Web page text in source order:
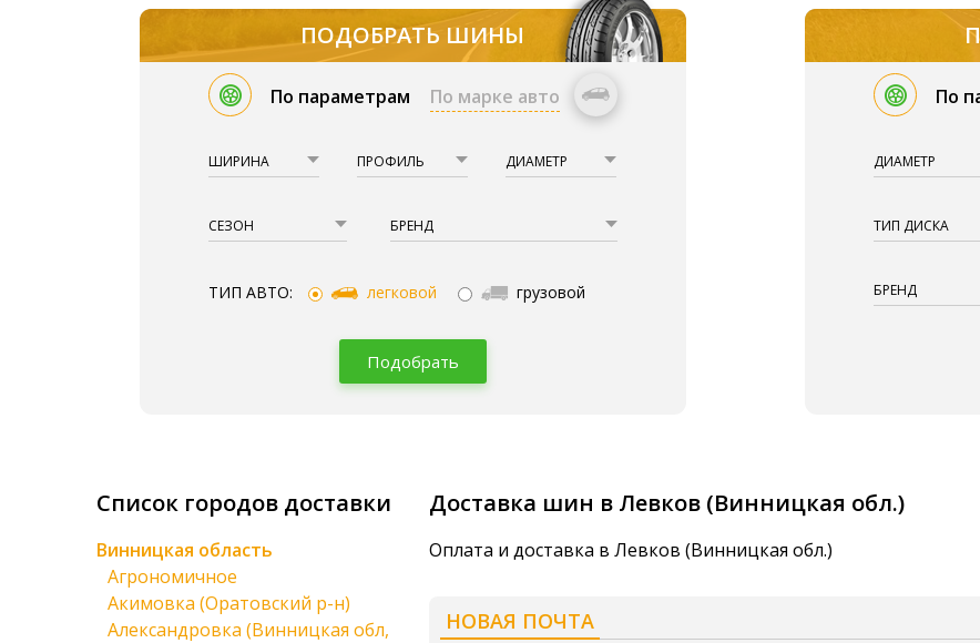
ПОДОБРАТЬ ШИНЫ
По параметрам По марке авто
ШИРИНА ПРОФИЛЬ ДИАМЕТР
СЕЗОН БРЕНД
ТИП АВТО: легковой грузовой
Подобрать
По
ДИАМЕТР
ТИП ДИСКА
БРЕНД
Доставка шин в Левков (Винницкая обл.)
Оплата и доставка в Левков (Винницкая обл.)
НОВАЯ ПОЧТА
Список городов доставки
Винницкая область
Агрономичное
Акимовка (Оратовский р-н)
Александровка (Винницкая обл,